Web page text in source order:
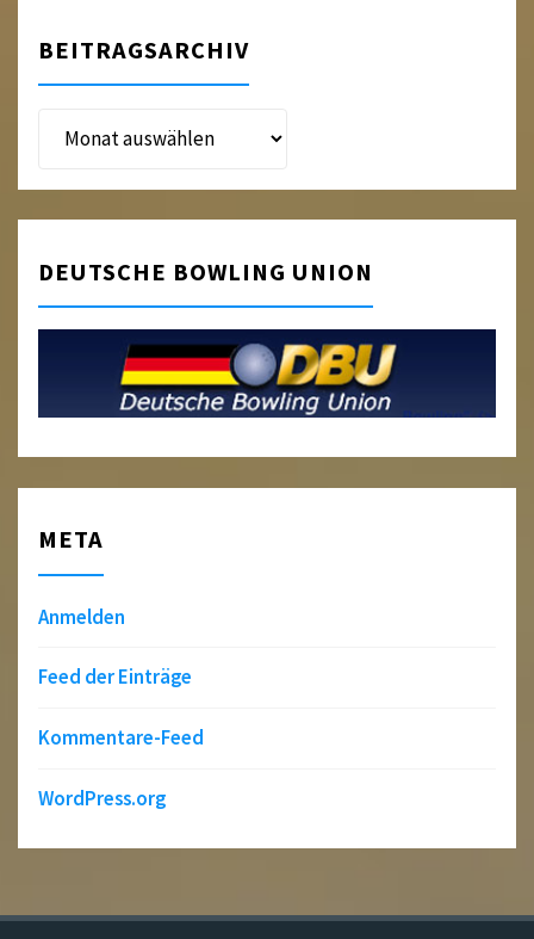
BEITRAGSARCHIV
Beitragsarchiv
DEUTSCHE BOWLING UNION
META
Anmelden
Feed der Einträge
Kommentare-Feed
WordPress.org